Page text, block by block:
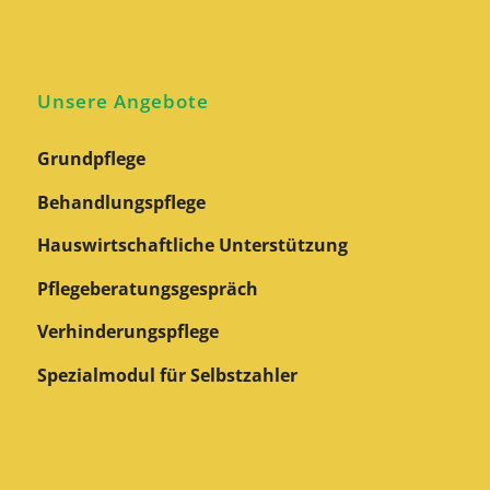
Unsere Angebote
Grundpflege
Behandlungspflege
Hauswirtschaftliche Unterstützung
Pflegeberatungs­gespräch
Verhinderungspflege
Spezialmodul für Selbstzahler